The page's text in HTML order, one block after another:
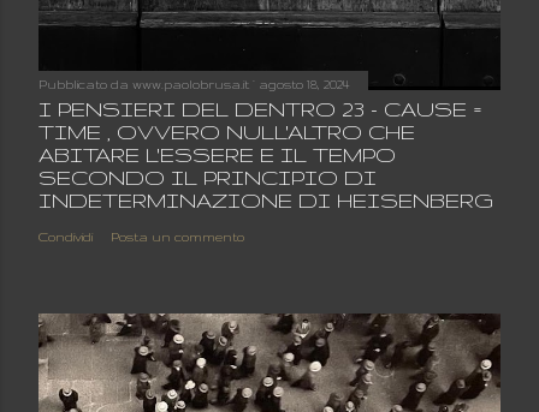
Pubblicato da www.paolobrusa.it agosto 18, 2024
I PENSIERI DEL DENTRO 23 - CAUSE =
TIME , OVVERO NULL'ALTRO CHE
ABITARE L'ESSERE E IL TEMPO
SECONDO IL PRINCIPIO DI
INDETERMINAZIONE DI HEISENBERG
Condividi Posta un commento